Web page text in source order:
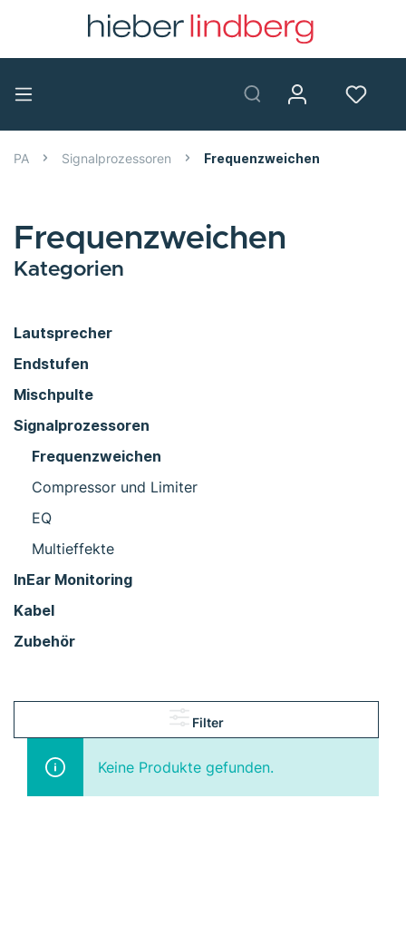
PA Signalprozessoren Frequenzweichen
Frequenzweichen
Kategorien
Lautsprecher
Endstufen
Mischpulte
Signalprozessoren
Frequenzweichen
Compressor und Limiter
EQ
Multieffekte
InEar Monitoring
Kabel
Zubehör
Filter
Keine Produkte gefunden.